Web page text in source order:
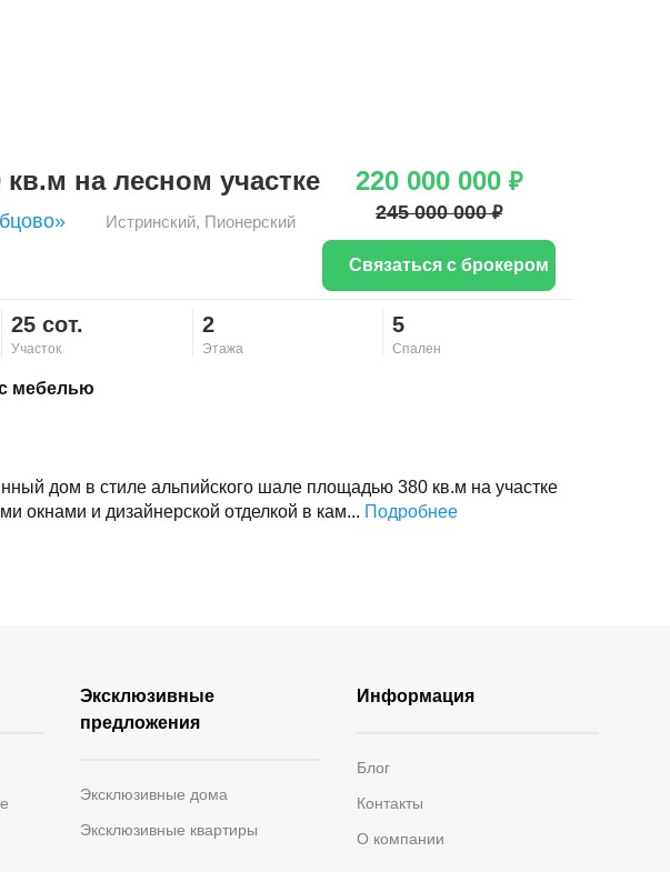
на лесном участке
Истринский, Пионерский
25 сот.
Участок
2
Этажа
5
Спален
мебелью
дом в стиле альпийского шале площадью 380 кв.м на участке
окнами и дизайнерской отделкой в кам... Подробнее
220 000 000 ₽
245 000 000 ₽
Связаться с брокером
Эксклюзивные
предложения
Эксклюзивные дома
Эксклюзивные квартиры
Информация
Блог
Контакты
О компании